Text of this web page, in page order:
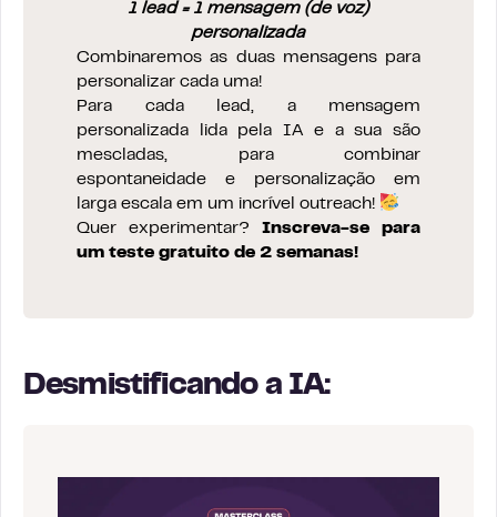
1 lead = 1 mensagem (de voz)
personalizada
Combinaremos as duas mensagens para
personalizar cada uma!
Para cada lead, a mensagem
personalizada lida pela IA e a sua são
mescladas, para combinar
espontaneidade e personalização em
larga escala em um incrível outreach!
Quer experimentar? Inscreva-se para
um teste gratuito de 2 semanas!
Desmistificando a IA: